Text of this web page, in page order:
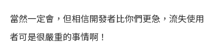
當然一定會，但相信開發者比你們更急，流失使用
者可是很嚴重的事情啊！